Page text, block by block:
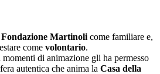
Fondazione Martinoli come familiare e,
come volontario.
di animazione gli ha permesso
autentica che anima la Casa della